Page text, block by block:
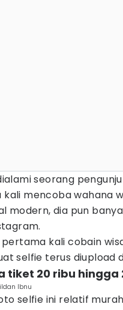
seorang
mencoba wahana
modern, dia pun
pertama kali cobain
selfie terus diupload
tiket 20 ribu hingga
Ibnu
selfie ini relatif